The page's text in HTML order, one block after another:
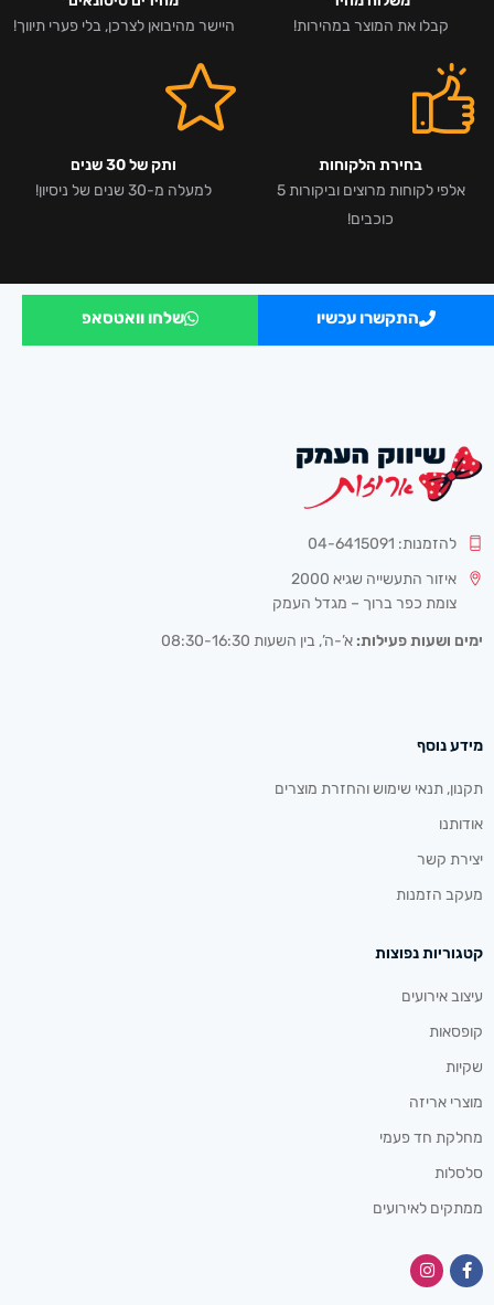
קבלו את המוצר במהירות!
היישר מהיבואן לצרכן, בלי פערי תיווך!
בחירת הלקוחות
אלפי לקוחות מרוצים וביקורות 5
כוכבים!
ותק של 30 שנים
למעלה מ-30 שנים של ניסיון!
התקשרו עכשיו שלחו וואטסאפ
להזמנות: 04-6415091
איזור התעשייה שגיא 2000
צומת כפר ברוך – מגדל העמק
ימים ושעות פעילות: א’-ה’, בין השעות 08:30-16:30
מידע נוסף
תקנון, תנאי שימוש והחזרת מוצרים
אודותנו
יצירת קשר
מעקב הזמנות
קטגוריות נפוצות
עיצוב אירועים
קופסאות
שקיות
מוצרי אריזה
מחלקת חד פעמי
סלסלות
ממתקים לאירועים